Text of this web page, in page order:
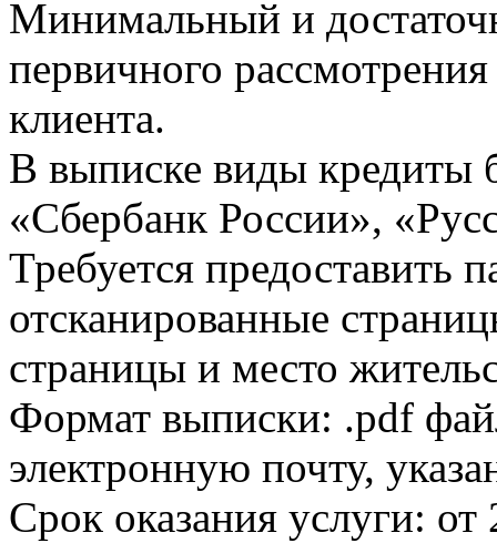
Минимальный и
первичного
клиента.
В выписке виды кредиты
«Сбербанк России»,
Требуется предоставить
отсканированные
страницы и место
Формат выписки: .pdf
электронную почту,
Срок оказания услуги: от